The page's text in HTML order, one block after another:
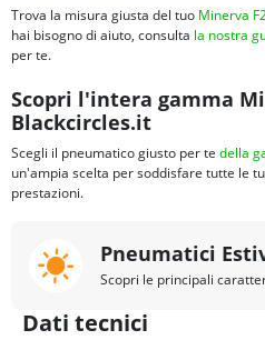
Trova la misura giusta del tuo Minerva
hai bisogno di aiuto, consulta la nostra
per te.
Scopri l'intera gamma
Blackcircles.it
Scegli il pneumatico giusto per te della
un'ampia scelta per soddisfare tutte le
prestazioni.
Pneumatici
Scopri le principali
Dati tecnici